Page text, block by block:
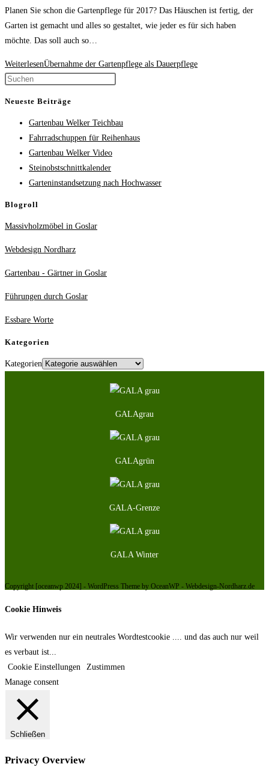
Planen Sie schon die Gartenpflege für 2017? Das Häuschen ist fertig, der
Garten ist gemacht und alles so gestaltet, wie jeder es für sich haben
möchte. Das soll auch so…
WeiterlesenÜbernahme der Gartenpflege als Dauerpflege
Neueste Beiträge
Gartenbau Welker Teichbau
Fahrradschuppen für Reihenhaus
Gartenbau Welker Video
Steinobstschnittkalender
Garteninstandsetzung nach Hochwasser
Blogroll
Massivholzmöbel in Goslar
Webdesign Nordharz
Gartenbau - Gärtner in Goslar
Führungen durch Goslar
Essbare Worte
Kategorien
Kategorien
GALAgrau
GALAgrün
GALA-Grenze
GALA Winter
Copyright [oceanwp 2024] - WordPress Theme by OceanWP - Webdesign-Nordharz.de
Cookie Hinweis
Wir verwenden nur ein neutrales Wordtestcookie .... und das auch nur weil
es verbaut ist...
Cookie Einstellungen
Zustimmen
Manage consent
Schließen
Privacy Overview